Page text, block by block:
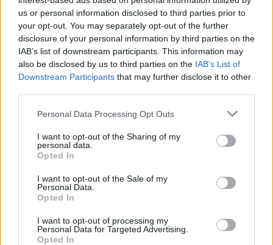
us or personal information disclosed to third parties prior to
your opt-out. You may separately opt-out of the further
disclosure of your personal information by third parties on the
IAB’s list of downstream participants. This information may
also be disclosed by us to third parties on the IAB’s List of
Downstream Participants that may further disclose it to other
Personal Data Processing Opt Outs
I want to opt-out of the Sharing of my
personal data.
Opted In
I want to opt-out of the Sale of my
Personal Data.
Opted In
I want to opt-out of processing my
Personal Data for Targeted Advertising.
Opted In
13.5.2026, 11:02
Euroviisujen
väliaikanumerosta tuli hitti –
julkaistaan nyt singlenä
nähtiin erikoinen väliaikanumero. Se on nyt